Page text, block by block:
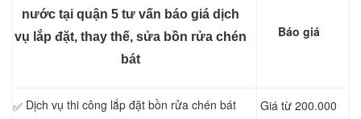
nước tại quận 5 tư vấn báo giá dịch
vụ lắp đặt, thay thế, sửa bồn rửa chén
bát
Báo giá
✅ Dịch vụ thi công lắp đặt bồn rửa chén bát
Giá từ 200.000